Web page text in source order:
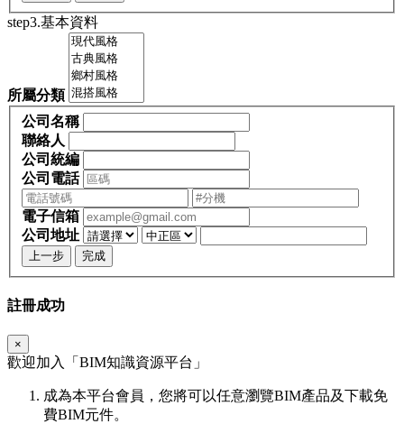
step3.基本資料
所屬分類
公司名稱
聯絡人
公司統編
公司電話
電子信箱
公司地址
上一步 完成
註冊成功
×
歡迎加入「 BIM知識資源平台」
成為本平台會員，您將可以任意瀏覽BIM產品及下載免
費BIM元件。